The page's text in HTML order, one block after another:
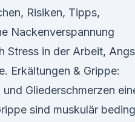
Risiken, Tipps,
Nackenverspannung
Stress in der Arbeit,
Erkältungen & Grippe:
Gliederschmerzen
sind muskulär